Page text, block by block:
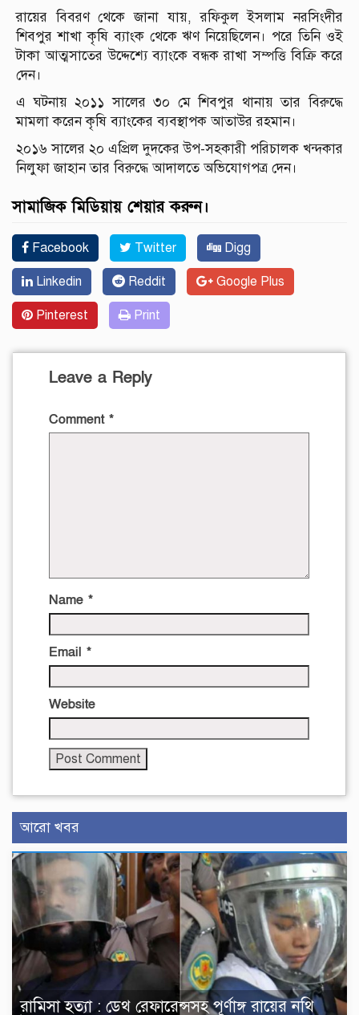
রায়ের বিবরণ থেকে জানা যায়, রফিকুল ইসলাম নরসিংদীর
শিবপুর শাখা কৃষি ব্যাংক থেকে ঋণ নিয়েছিলেন। পরে তিনি ওই
টাকা আত্মসাতের উদ্দেশ্যে ব্যাংকে বন্ধক রাখা সম্পত্তি বিক্রি করে
দেন।
এ ঘটনায় ২০১১ সালের ৩০ মে শিবপুর থানায় তার বিরুদ্ধে
মামলা করেন কৃষি ব্যাংকের ব্যবস্থাপক আতাউর রহমান।
২০১৬ সালের ২০ এপ্রিল দুদকের উপ-সহকারী পরিচালক খন্দকার
নিলুফা জাহান তার বিরুদ্ধে আদালতে অভিযোগপত্র দেন।
সামাজিক মিডিয়ায় শেয়ার করুন।
Facebook Twitter Digg
Linkedin Reddit Google Plus
Pinterest Print
Leave a Reply
Comment *
Name *
Email *
Website
আরো খবর
রামিসা হত্যা : ডেথ রেফারেন্সসহ পূর্ণাঙ্গ রায়ের নথি